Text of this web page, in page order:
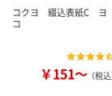
コクヨ 綴込表紙C ヨ
コ
￥151～ （税込